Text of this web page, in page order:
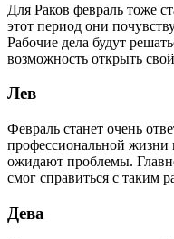
Для Раков февраль тоже
этот период они
Рабочие дела будут
возможность открыть
Лев
Февраль станет очень
профессиональной
ожидают проблемы.
смог справиться с таким
Дева